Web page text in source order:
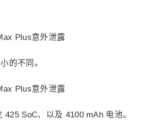
的不同。
SoC、以及 4100 mAh 电池。